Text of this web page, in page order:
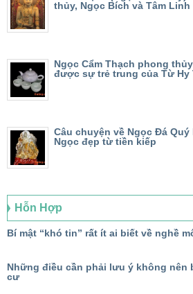
thủy, Ngọc Bích và Tâm
Ngọc Cẩm Thạch phong
được sự trẻ trung của Từ Hy
Câu chuyện về Ngọc Đá
Ngọc đẹp từ tiền kiếp
Hỗn Hợp
Bí mật “khó tin” rất ít ai biết về nghề
Những điều cần phải lưu ý không nên
cư